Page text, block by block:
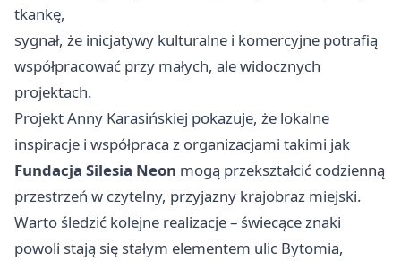
tkankę,
sygnał, że inicjatywy kulturalne i komercyjne potrafią
współpracować przy małych, ale widocznych
projektach.
Projekt Anny Karasińskiej pokazuje, że lokalne
inspiracje i współpraca z organizacjami takimi jak
Fundacja Silesia Neon mogą przekształcić codzienną
przestrzeń w czytelny, przyjazny krajobraz miejski.
Warto śledzić kolejne realizacje – świecące znaki
powoli stają się stałym elementem ulic Bytomia,